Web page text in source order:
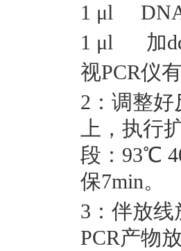
1 μl DNA
1 μl 加
视PCR仪
2：调整
上，执行
段：93℃
保7min。
3：伴放
PCR产物